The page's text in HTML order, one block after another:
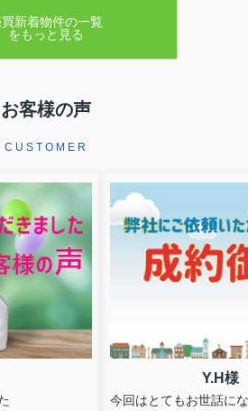
大変嬉しく思っております。リフ
ムでお時間を頂き恐縮ではご...
新着物件の一覧
をもっと見る
お客様の声
CUSTOMER
Y.H様
今回はとてもお世話に